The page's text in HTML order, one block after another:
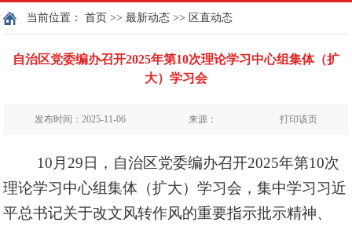
当前位置：首页 >>最新动态 >> 区直动态
自治区党委编办召开2025年第10次理论学习中心组集体（扩
大）学习会
发布时间：2025-11-06 来源： 打印该页
10月29日，自治区党委编办召开2025年第10次
理论学习中心组集体（扩大）学习会，集中学习习近
平总书记关于改文风转作风的重要指示批示精神、